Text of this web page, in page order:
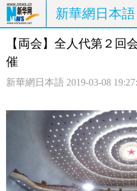
新華網日本語
ホームページ
中日対訳
【両会】全人代第２回
催
新華網日本語 2019-03-08